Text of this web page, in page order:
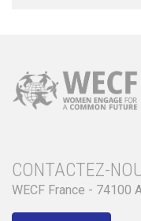
CONTACTEZ-
WECF France - 74100